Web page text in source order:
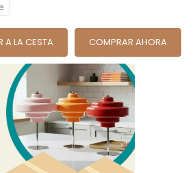
A LA CESTA COMPRAR AHORA